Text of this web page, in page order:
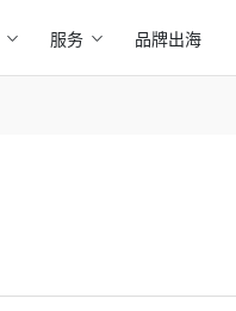
服务 品牌出海